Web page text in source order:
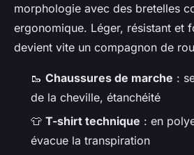
morphologie avec des bretelles
ergonomique. Léger, résistant et
devient vite un compagnon de
🥾 Chaussures de marche :
de la cheville, étanchéité
👕 T-shirt technique : en
évacue la transpiration